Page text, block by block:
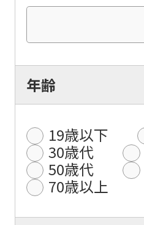
年齢
19歳以下
30歳代
50歳代
70歳以上